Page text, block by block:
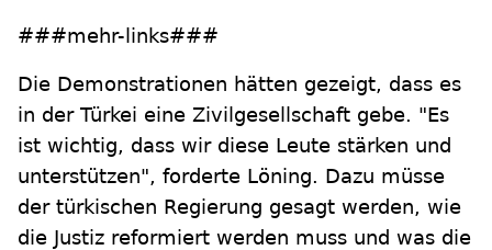
###mehr-links###
Die Demonstrationen hätten gezeigt, dass es
in der Türkei eine Zivilgesellschaft gebe. "Es
ist wichtig, dass wir diese Leute stärken und
unterstützen", forderte Löning. Dazu müsse
der türkischen Regierung gesagt werden, wie
die Justiz reformiert werden muss und was die